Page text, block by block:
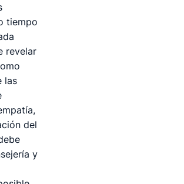
tiempo
revelar
las
del
y